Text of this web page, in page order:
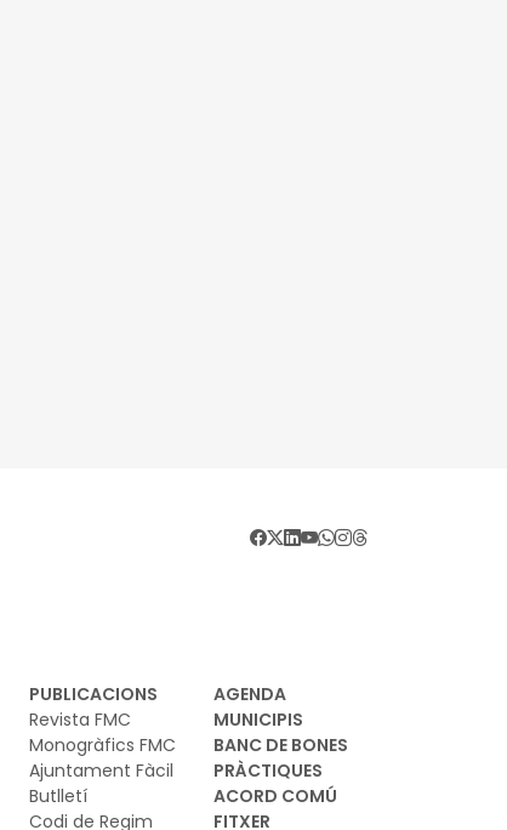
PUBLICACIONS
Revista FMC
Monogràfics FMC
Ajuntament Fàcil
Butlletí
Codi de Regim
AGENDA
MUNICIPIS
BANC DE BONES
PRÀCTIQUES
ACORD COMÚ
FITXER